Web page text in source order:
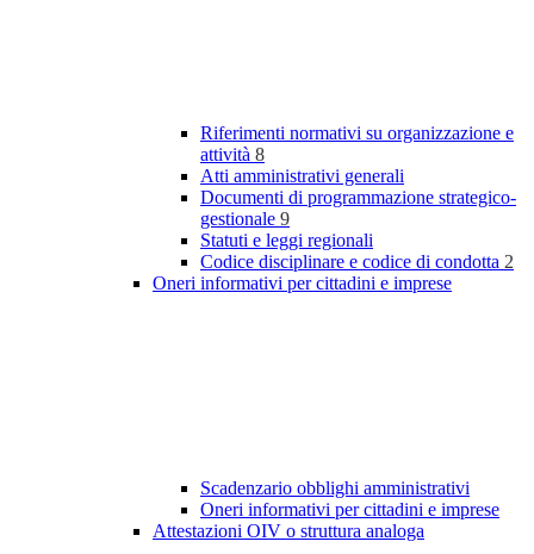
Riferimenti normativi su organizzazione e
attività 8
Atti amministrativi generali
Documenti di programmazione strategico-
gestionale 9
Statuti e leggi regionali
Codice disciplinare e codice di condotta 2
Oneri informativi per cittadini e imprese
Scadenzario obblighi amministrativi
Oneri informativi per cittadini e imprese
Attestazioni OIV o struttura analoga